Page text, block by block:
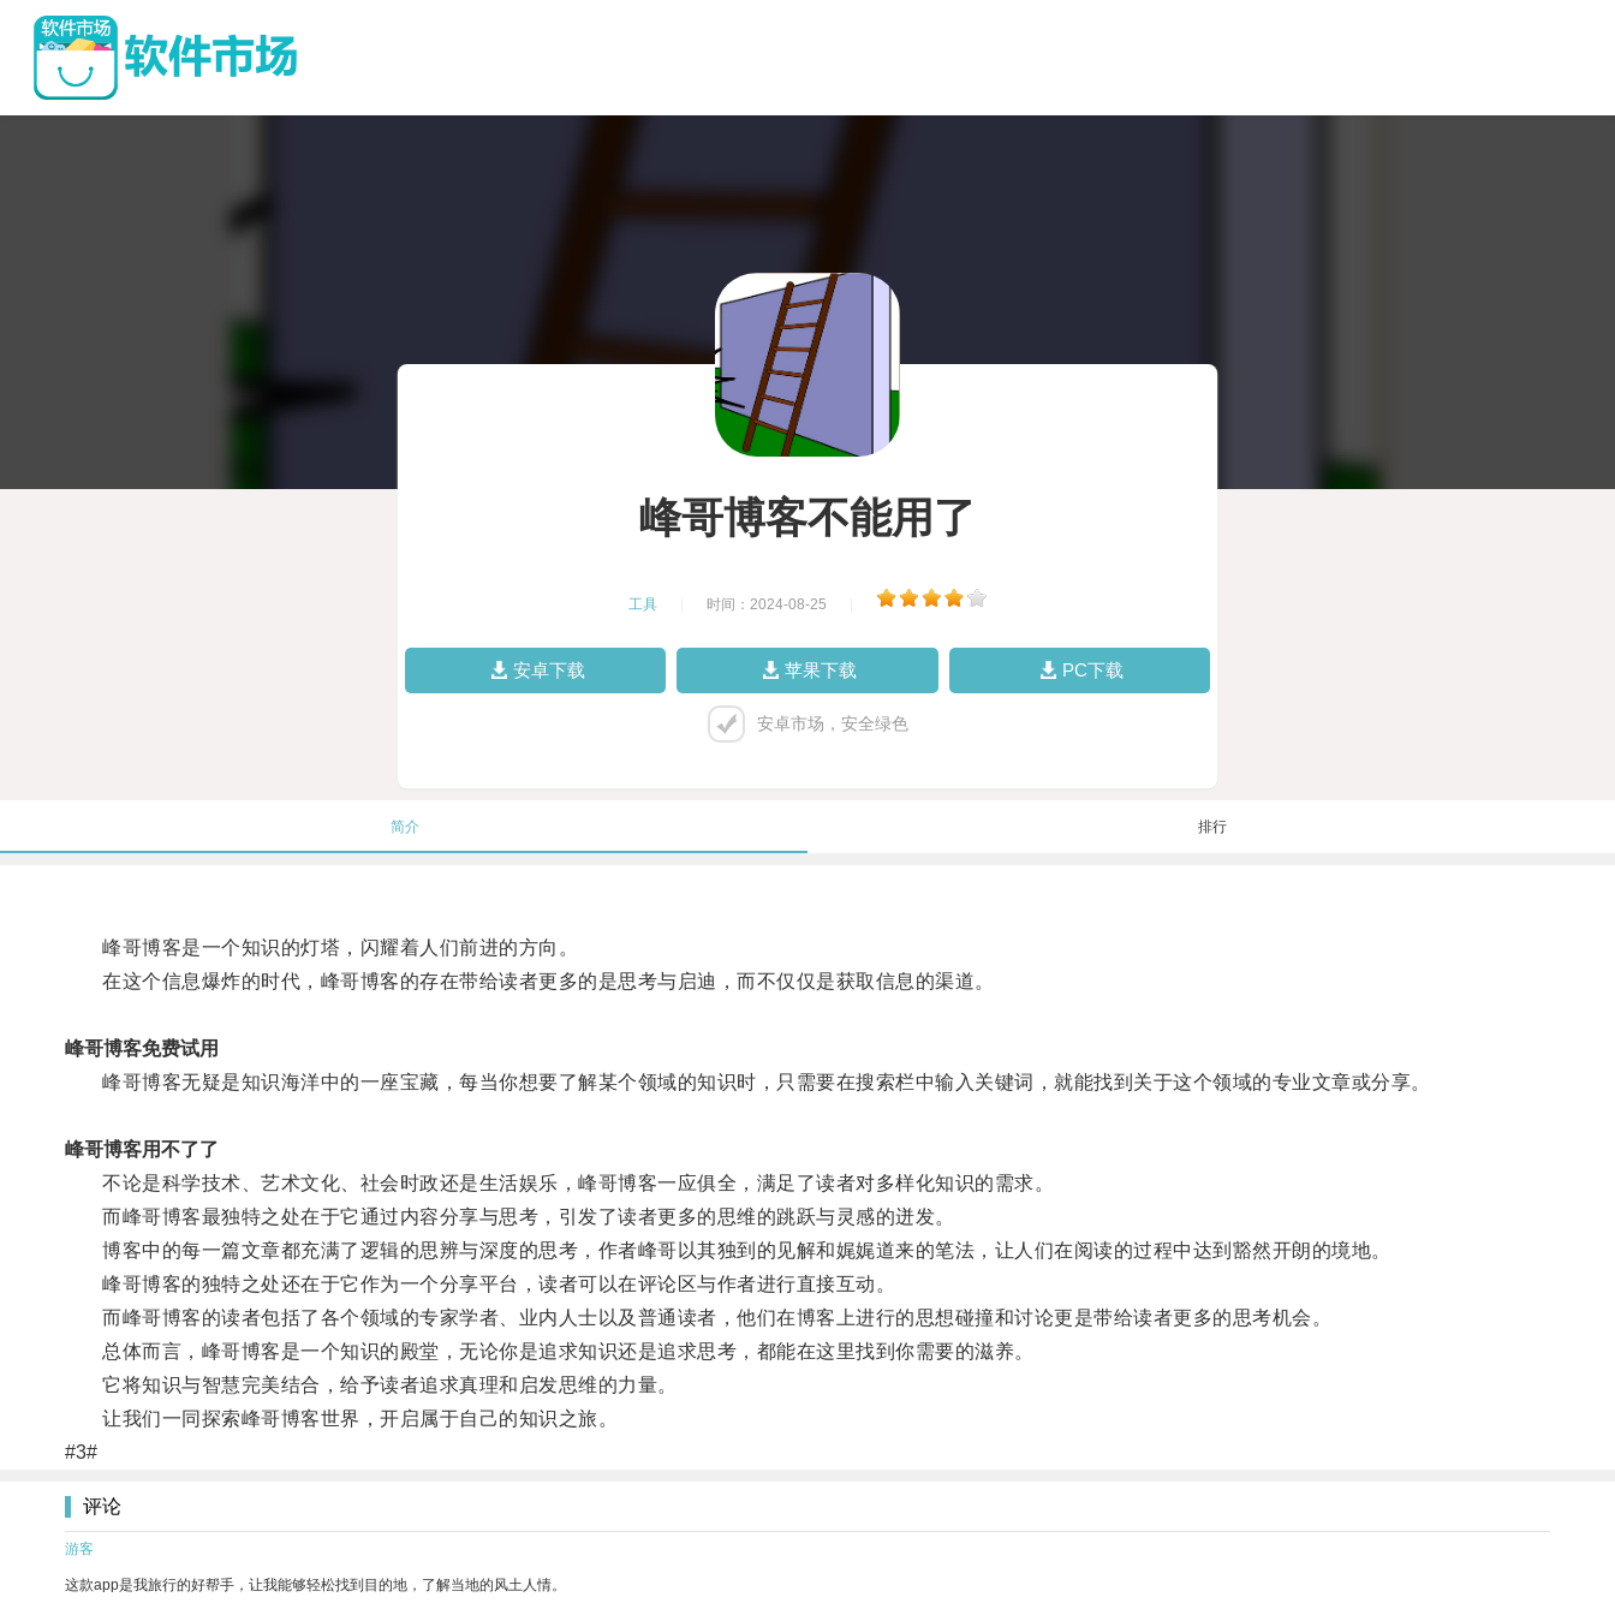
峰哥博客不能用了
工具 时间：2024-08-25
安卓下载 苹果下载 PC下载
安卓市场，安全绿色
简介 排行
峰哥博客是一个知识的灯塔，闪耀着人们前进的方向。
在这个信息爆炸的时代，峰哥博客的存在带给读者更多的是思考与启迪，而不仅仅是获取信息的渠道。
峰哥博客免费试用
峰哥博客无疑是知识海洋中的一座宝藏，每当你想要了解某个领域的知识时，只需要在搜索栏中输入关键词，就能找到关于这个领域的专业文章或分享。
峰哥博客用不了了
不论是科学技术、艺术文化、社会时政还是生活娱乐，峰哥博客一应俱全，满足了读者对多样化知识的需求。
而峰哥博客最独特之处在于它通过内容分享与思考，引发了读者更多的思维的跳跃与灵感的迸发。
博客中的每一篇文章都充满了逻辑的思辨与深度的思考，作者峰哥以其独到的见解和娓娓道来的笔法，让人们在阅读的过程中达到豁然开朗的境地。
峰哥博客的独特之处还在于它作为一个分享平台，读者可以在评论区与作者进行直接互动。
而峰哥博客的读者包括了各个领域的专家学者、业内人士以及普通读者，他们在博客上进行的思想碰撞和讨论更是带给读者更多的思考机会。
总体而言，峰哥博客是一个知识的殿堂，无论你是追求知识还是追求思考，都能在这里找到你需要的滋养。
它将知识与智慧完美结合，给予读者追求真理和启发思维的力量。
让我们一同探索峰哥博客世界，开启属于自己的知识之旅。
#3#
评论
游客
这款app是我旅行的好帮手，让我能够轻松找到目的地，了解当地的风土人情。